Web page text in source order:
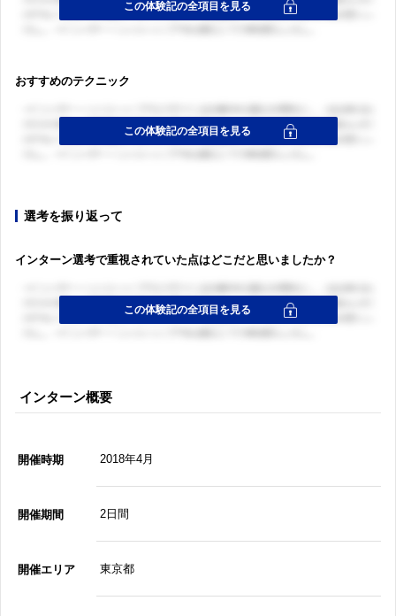
おすすめのテクニック
選考を振り返って
インターン選考で重視されていた点はどこだと思いましたか？
インターン概要
開催時期 2018年4月
開催期間 2日間
開催エリア 東京都